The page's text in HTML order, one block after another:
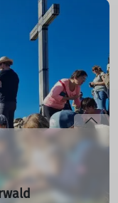
in drei Worten: